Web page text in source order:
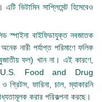
ভিটামিন সাপ্লিমেন্ট হিসেবেও
স্পাইনা বাইফিডাযুক্ত নবজাতক
নারী পর্যাপ্ত পরিমাণে ফলিক
ফল) খান না। এই কারণে,
(U.S. Food and Drug
ফারিনা, চাল, ম্যাকারনি
করার পরিকল্পনা করছে।